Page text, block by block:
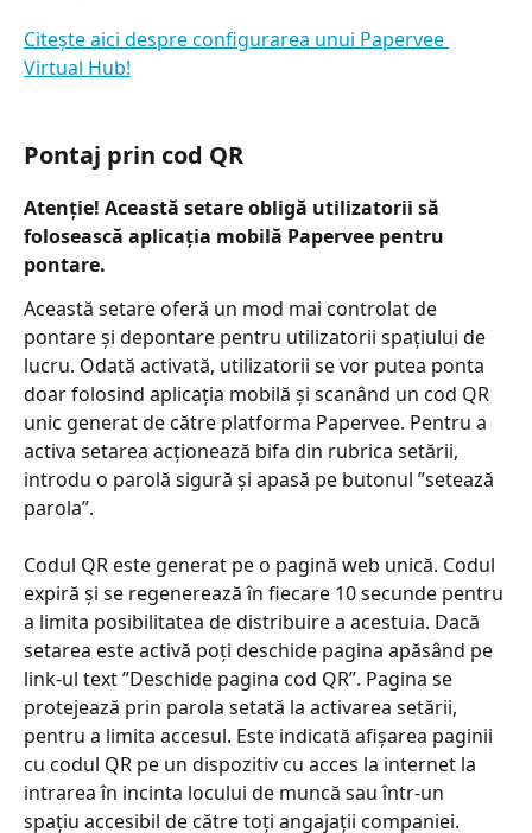
Citește aici despre configurarea unui Papervee
Virtual Hub!
Pontaj prin cod QR
Atenție! Această setare obligă utilizatorii să
folosească aplicația mobilă Papervee pentru
pontare.
Această setare oferă un mod mai controlat de
pontare și depontare pentru utilizatorii spațiului de
lucru. Odată activată, utilizatorii se vor putea ponta
doar folosind aplicația mobilă și scanând un cod QR
unic generat de către platforma Papervee. Pentru a
activa setarea acționează bifa din rubrica setării,
introdu o parolă sigură și apasă pe butonul ”setează
parola”.
Codul QR este generat pe o pagină web unică. Codul
expiră și se regenerează în fiecare 10 secunde pentru
a limita posibilitatea de distribuire a acestuia. Dacă
setarea este activă poți deschide pagina apăsând pe
link-ul text ”Deschide pagina cod QR”. Pagina se
protejează prin parola setată la activarea setării,
pentru a limita accesul. Este indicată afișarea paginii
cu codul QR pe un dispozitiv cu acces la internet la
intrarea în incinta locului de muncă sau într-un
spațiu accesibil de către toți angajații companiei.